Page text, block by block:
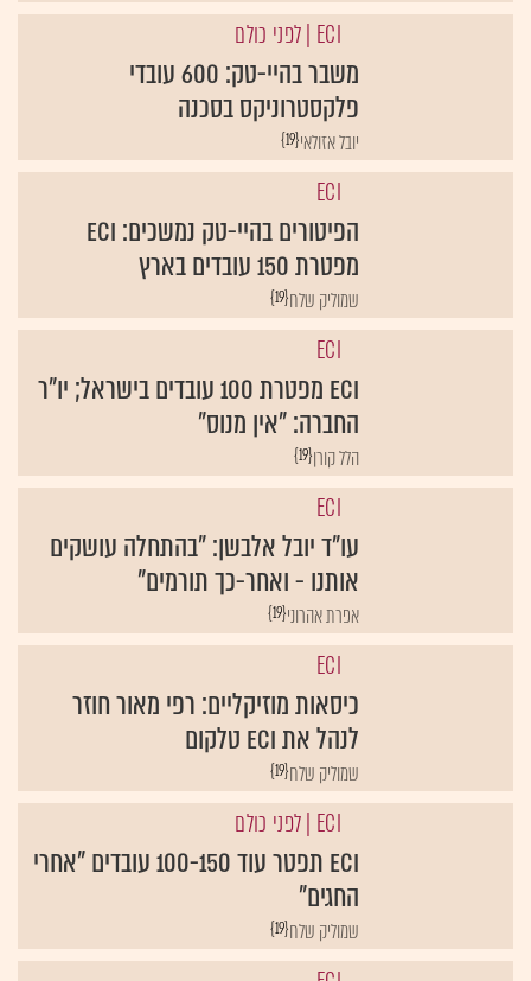
ECI | לפני כולם
משבר בהיי-טק: 600 עובדי
פלקסטרוניקס בסכנה
{19}יובל אזולאי
ECI
הפיטורים בהיי-טק נמשכים: ECI
מפטרת 150 עובדים בארץ
{19}שמוליק שלח
ECI
ECI מפטרת 100 עובדים בישראל; יו"ר
החברה: "אין מנוס"
{19}הלל קורן
ECI
עו"ד יובל אלבשן: "בהתחלה עושקים
אותנו - ואחר-כך תורמים"
{19}אפרת אהרוני
ECI
כיסאות מוזיקליים: רפי מאור חוזר
לנהל את ECI טלקום
{19}שמוליק שלח
ECI | לפני כולם
ECI תפטר עוד 100-150 עובדים "אחרי
החגים"
{19}שמוליק שלח